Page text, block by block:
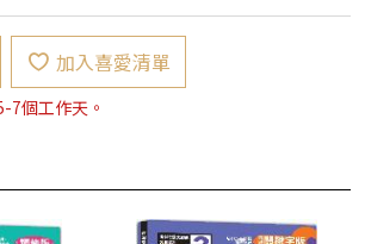
加入喜愛清單
7個工作天。